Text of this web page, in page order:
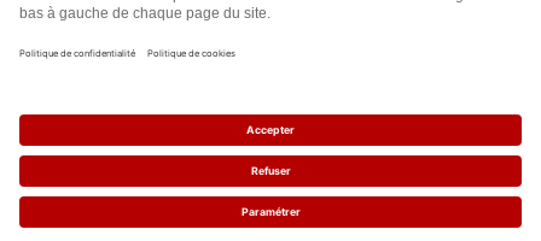
2021 - leslignesbougent.org